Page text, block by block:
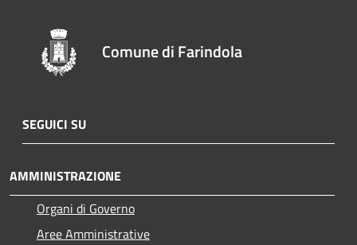
Comune di Farindola
SEGUICI SU
AMMINISTRAZIONE
Organi di Governo
Aree Amministrative